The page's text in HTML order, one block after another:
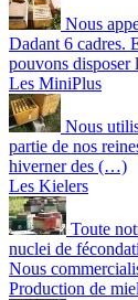
Nous
Dadant 6 cadres.
pouvons
Les MiniPlus
Nous
partie de nos
hiverner des (…)
Les Kielers
Toute
nuclei de
Nous
Production de miel